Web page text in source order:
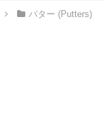
パター (Putters)